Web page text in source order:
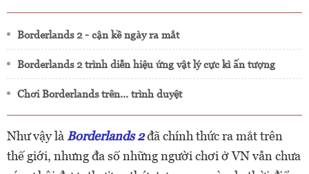
Borderlands 2 - cận kề ngày ra mắt
Borderlands 2 trình diễn hiệu ứng vật lý cực kì ấn tượng
Chơi Borderlands trên... trình duyệt
Như vậy là Borderlands 2đã chính thức ra mắt trên
thế giới, nhưng đa số những người chơi ở VN vẫn chưa